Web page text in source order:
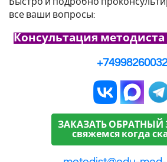
все ваши вопросы:
Консультация
+74998260032
ЗАКАЗАТЬ ОБРАТНЫЙ
свяжемся когда